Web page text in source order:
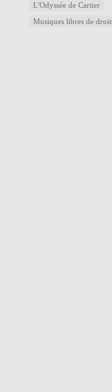
L'Odyssée de Cartier
Musiques libres de